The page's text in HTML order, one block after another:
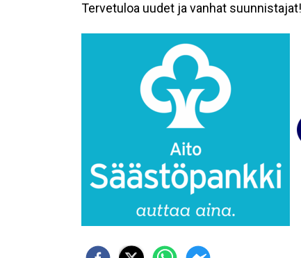
Tervetuloa uudet ja vanhat suunnistajat!